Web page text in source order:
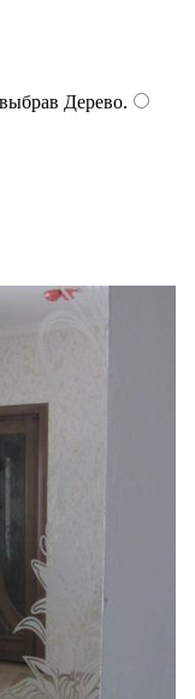
Дерево.